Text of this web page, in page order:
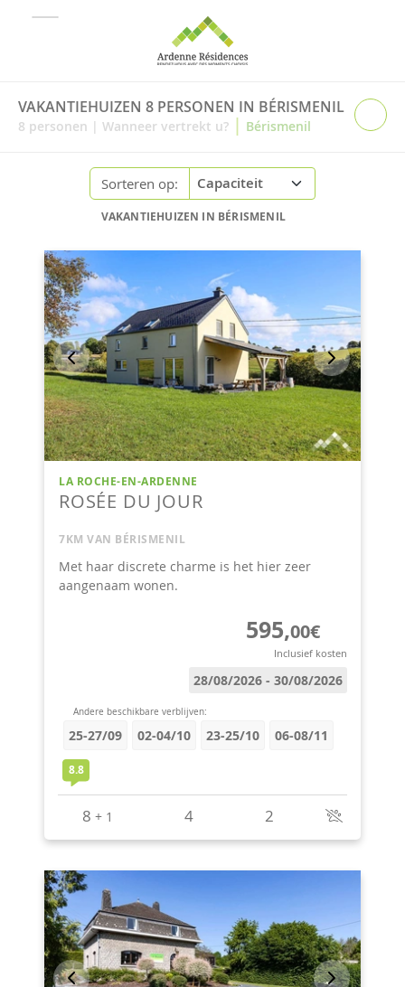
VAKANTIEHUIZEN 8 PERSONEN IN BÉRISMENIL
8 personen | Wanneer vertrekt u? | Bérismenil
Sorteren op:
VAKANTIEHUIZEN IN BÉRISMENIL